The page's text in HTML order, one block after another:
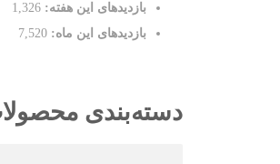
بازدیدهای این هفته: 1,326
بازدیدهای این ماه: 7,520
دسته‌بندی